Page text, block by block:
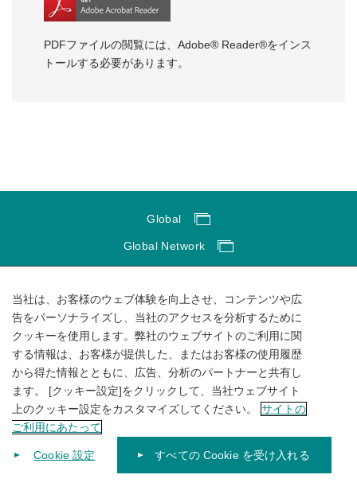
PDFファイルの閲覧には、Adobe® Reader®をインス
トールする必要があります。
Global
Global Network
ソーシャルメディアポリシー
個人情報保護方針
サイトマップ
当社は、お客様のウェブ体験を向上させ、コンテンツや広
告をパーソナライズし、当社のアクセスを分析するために
クッキーを使用します。弊社のウェブサイトのご利用に関
する情報は、お客様が提供した、またはお客様の使用履歴
から得た情報とともに、広告、分析のパートナーと共有し
ます。 [クッキー設定]をクリックして、当社ウェブサイト
上のクッキー設定をカスタマイズしてください。
サイトの
ご利用にあたって
Cookie 設定 すべての Cookie を受け入れる